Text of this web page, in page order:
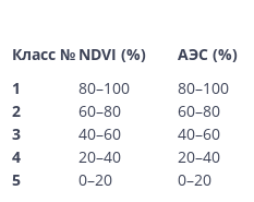
Класс № NDVI (%) АЭС (%)
1
80–100 80–100
2
60–80 60–80
3
40–60 40–60
4
20–40 20–40
5
0–20 0–20